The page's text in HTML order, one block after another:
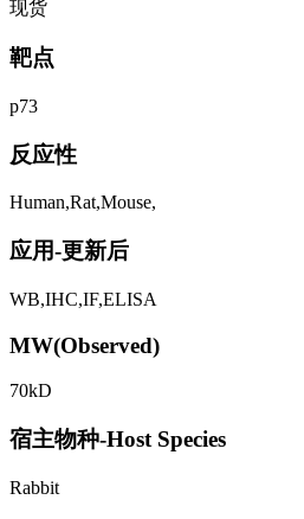
现货
靶点
p73
反应性
Human,Rat,Mouse,
应用-更新后
WB,IHC,IF,ELISA
MW(Observed)
70kD
宿主物种-Host Species
Rabbit